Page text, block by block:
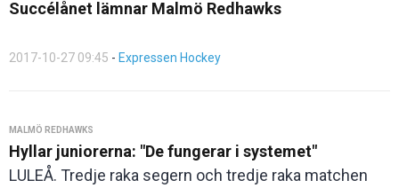
Succélånet lämnar Malmö Redhawks
2017-10-27 09:45 - Expressen Hockey
MALMÖ REDHAWKS
Hyllar juniorerna: "De fungerar i systemet"
LULEÅ. Tredje raka segern och tredje raka matchen